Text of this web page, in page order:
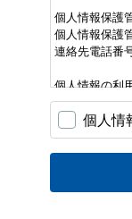
個人情報保護
個人情報保護
連絡先電話番
個人情報の利
1.資料ご送付
2.製品および
よび対応など
3.当社に対す
4.サービス向
個人情